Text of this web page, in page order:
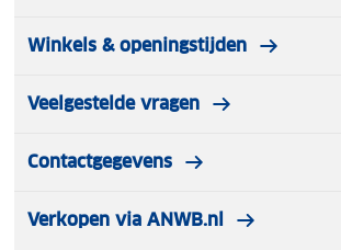
Winkels & openingstijden
Veelgestelde vragen
Contactgegevens
Verkopen via ANWB.nl